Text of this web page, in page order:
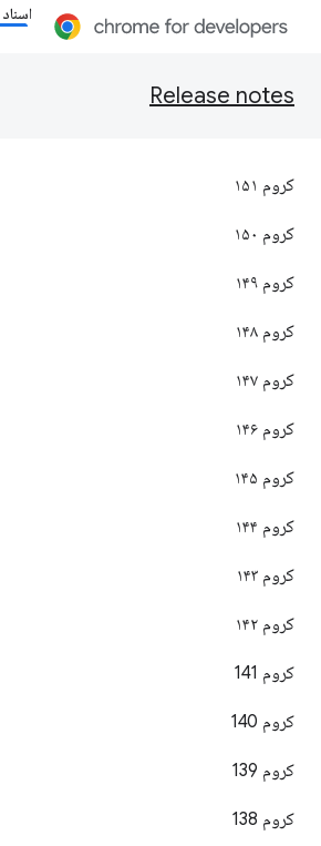
اسناد
Release notes
کروم ۱۵۱
کروم ۱۵۰
کروم ۱۴۹
کروم ۱۴۸
کروم ۱۴۷
کروم ۱۴۶
کروم ۱۴۵
کروم ۱۴۴
کروم ۱۴۳
کروم ۱۴۲
کروم 141
کروم 140
کروم 139
کروم 138